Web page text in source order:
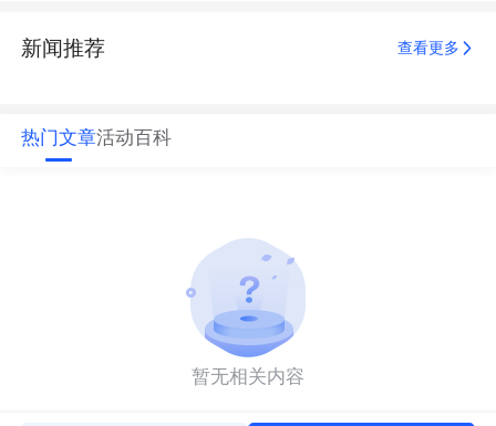
新闻推荐 查看更多
热门文章活动百科
暂无相关内容